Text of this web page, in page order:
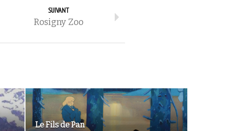
SUIVANT
Rosigny Zoo
Le Fils de Pan